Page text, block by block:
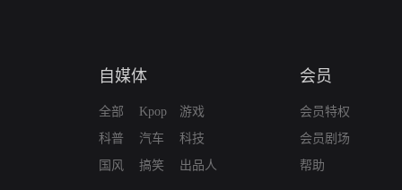
自媒体
全部
科普
国风
Kpop
汽车
搞笑
游戏
科技
出品人
会员
会员特权
会员剧场
帮助